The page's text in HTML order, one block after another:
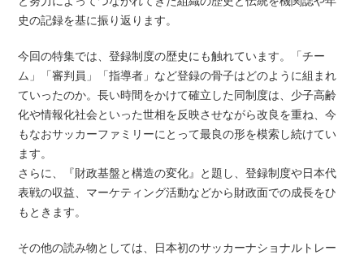
史の記録を基に振り返ります。
今回の特集では、登録制度の歴史にも触れています。「チー
ム」「審判員」「指導者」など登録の骨子はどのように組まれ
ていったのか。長い時間をかけて確立した同制度は、少子高齢
化や情報化社会といった世相を反映させながら改良を重ね、今
もなおサッカーファミリーにとって最良の形を模索し続けてい
ます。
さらに、『財政基盤と構造の変化』と題し、登録制度や日本代
表戦の収益、マーケティング活動などから財政面での成長をひ
もときます。
その他の読み物としては、日本初のサッカーナショナルトレー